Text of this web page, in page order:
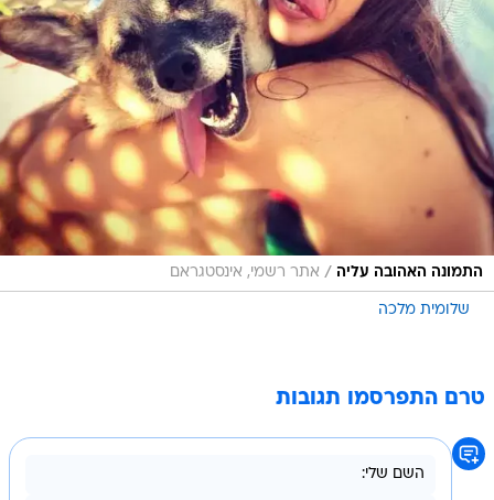
התמונה האהובה עליה / אתר רשמי, אינסטגראם
שלומית מלכה
טרם התפרסמו תגובות